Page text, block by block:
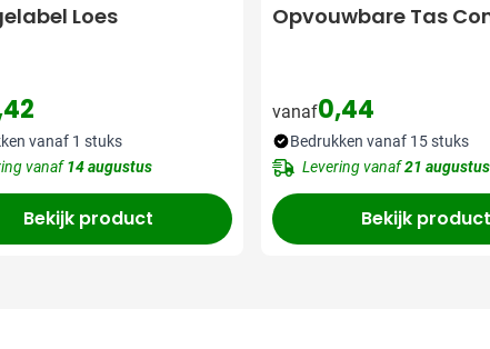
Loes
vanaf 1 stuks
vanaf14 augustus
Bekijk product
Opvouwbare Tas
vanaf0,44
Bedrukken vanaf 15 stuks
Levering vanaf21 augustus
Bekijk product